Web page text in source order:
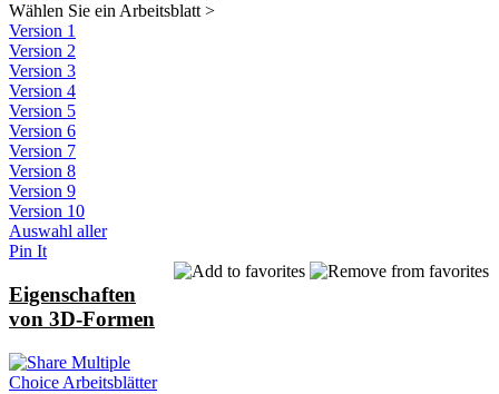
Wählen Sie ein Arbeitsblatt>
Version 1
Version 2
Version 3
Version 4
Version 5
Version 6
Version 7
Version 8
Version 9
Version 10
Auswahl aller
Pin It
Eigenschaften
von 3D-Formen